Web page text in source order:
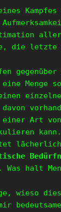
die
gegenüber
Menge
einer Art von
kann.
Was halt
wieso